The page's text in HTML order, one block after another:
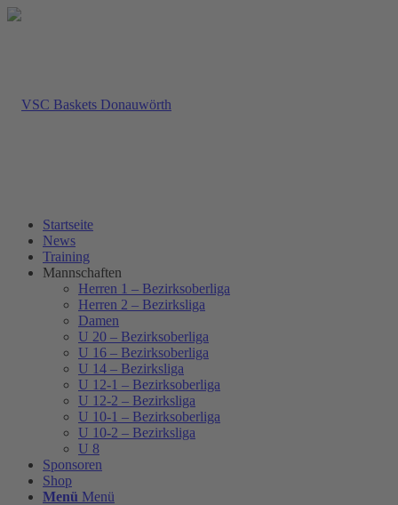
Startseite
News
Training
Mannschaften
Herren 1 – Bezirksoberliga
Herren 2 – Bezirksliga
Damen
U 20 – Bezirksoberliga
U 16 – Bezirksoberliga
U 14 – Bezirksliga
U 12-1 – Bezirksoberliga
U 12-2 – Bezirksliga
U 10-1 – Bezirksoberliga
U 10-2 – Bezirksliga
U 8
Sponsoren
Shop
Menü Menü